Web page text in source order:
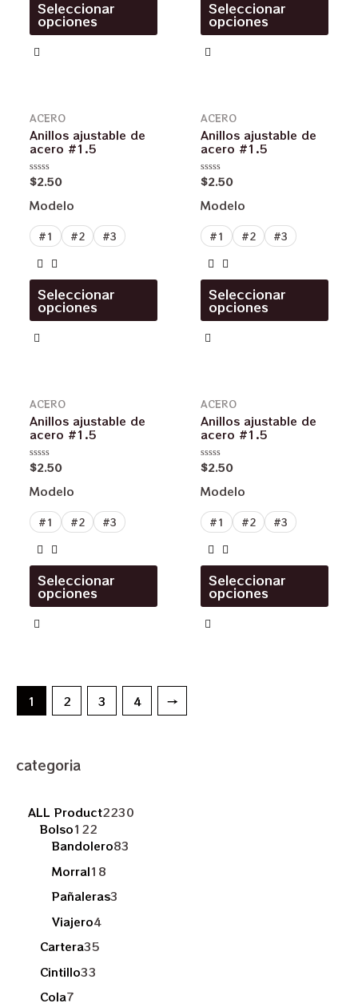
categoria
ALL Product2230
Bolso122
Bandolero83
Morral18
Pañaleras3
Viajero4
Cartera35
Cintillo33
Cola7
Seleccionar
opciones
Seleccionar
opciones
ACERO
Anillos ajustable de
acero #1.5
Valorado
0
de
$2.50
Modelo
#1 #2 #3
Seleccionar
opciones
ACERO
Anillos ajustable de
acero #1.5
Valorado
0
de
$2.50
Modelo
#1 #2 #3
Seleccionar
opciones
ACERO
Anillos ajustable de
acero #1.5
Valorado
0
de
$2.50
Modelo
#1 #2 #3
Seleccionar
opciones
ACERO
Anillos ajustable de
acero #1.5
Valorado
0
de
$2.50
Modelo
#1 #2 #3
Seleccionar
opciones
1 2 3 4 →